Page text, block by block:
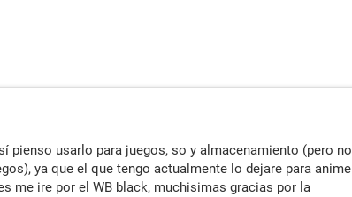
pienso usarlo para juegos, so y almacenamiento (pero no
ya que el que tengo actualmente lo dejare para anime
me ire por el WB black, muchisimas gracias por la